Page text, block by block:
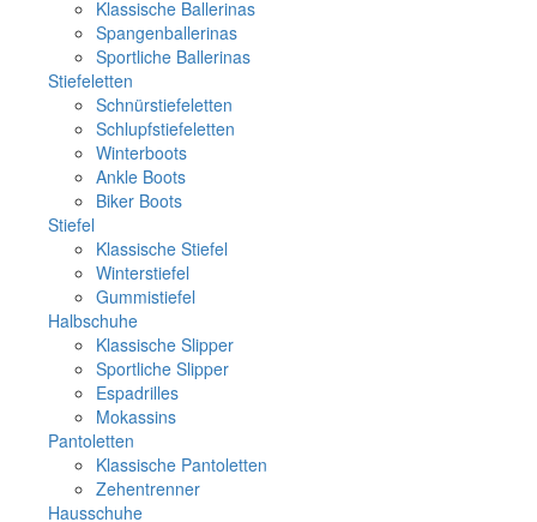
Klassische Ballerinas
Spangenballerinas
Sportliche Ballerinas
Stiefeletten
Schnürstiefeletten
Schlupfstiefeletten
Winterboots
Ankle Boots
Biker Boots
Stiefel
Klassische Stiefel
Winterstiefel
Gummistiefel
Halbschuhe
Klassische Slipper
Sportliche Slipper
Espadrilles
Mokassins
Pantoletten
Klassische Pantoletten
Zehentrenner
Hausschuhe